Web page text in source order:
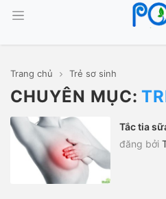
Trang chủ Trẻ sơ sinh
CHUYÊN MỤC:
Tắc tia
đăng bởi